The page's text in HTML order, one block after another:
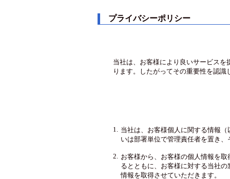
プライバシーポリシー
当社は、お客様により良いサービス
ります。したがってその重要性を認
1. 当社は、お客様個人に関する情報
いは部署単位で管理責任者を置き
2. お客様から、お客様の個人情報を
るとともに、お客様に対する当社
情報を取得させていただきます。